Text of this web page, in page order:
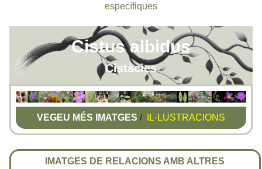
específiques
Cistus albidus
Cistàcies
VEGEU MÉS IMATGES / IL·LUSTRACIONS
IMATGES DE RELACIONS AMB ALTRES